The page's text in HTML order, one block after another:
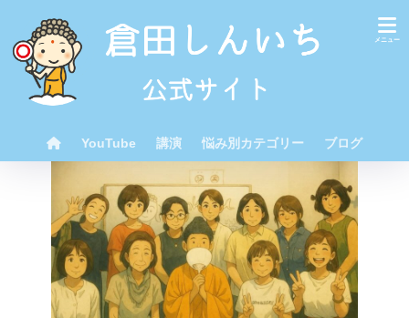
YouTube 講演 悩み別カテゴリー ブログ